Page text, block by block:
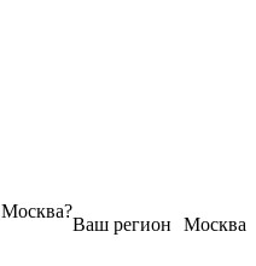
Москва
Ваш регион
Москва?